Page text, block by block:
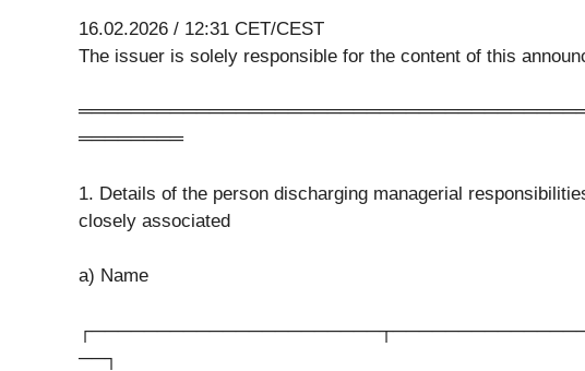
16.02.2026 / 12:31 CET/CEST
The issuer is solely responsible for the content of this
════════
1. Details of the person discharging managerial
closely associated
a) Name
──┐